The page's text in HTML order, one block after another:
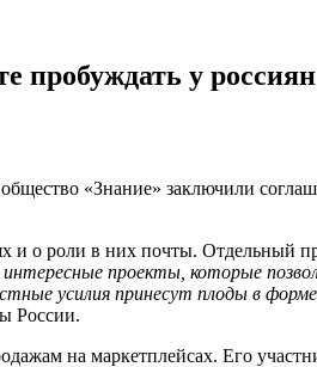
пробуждать у
«Знание» заключили
и о роли в них почты. Отдельный
проекты, которые
усилия принесут плоды в
России.
на маркетплейсах. Его